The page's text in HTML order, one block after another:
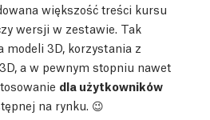
większość treści kursu
wersji w zestawie. Tak
modeli 3D, korzystania z
a w pewnym stopniu nawet
dla użytkowników
na rynku. 😉